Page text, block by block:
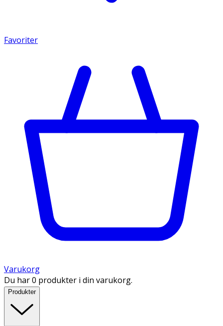
Favoriter
Varukorg
Du har 0 produkter i din varukorg.
Produkter